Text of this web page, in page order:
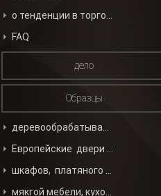
FAQ
дело
Образцы